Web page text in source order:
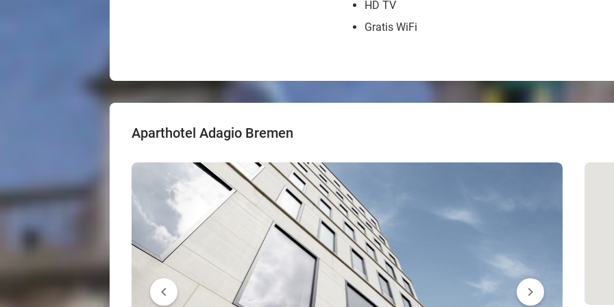
HD TV
Gratis WiFi
Aparthotel Adagio Bremen
chevron_left chevron_right